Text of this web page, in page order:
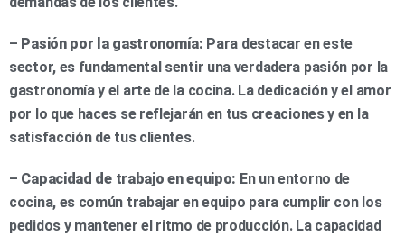
– Pasión por la gastronomía: Para destacar en este
sector, es fundamental sentir una verdadera pasión por la
gastronomía y el arte de la cocina. La dedicación y el amor
por lo que haces se reflejarán en tus creaciones y en la
satisfacción de tus clientes.
– Capacidad de trabajo en equipo: En un entorno de
cocina, es común trabajar en equipo para cumplir con los
pedidos y mantener el ritmo de producción. La capacidad